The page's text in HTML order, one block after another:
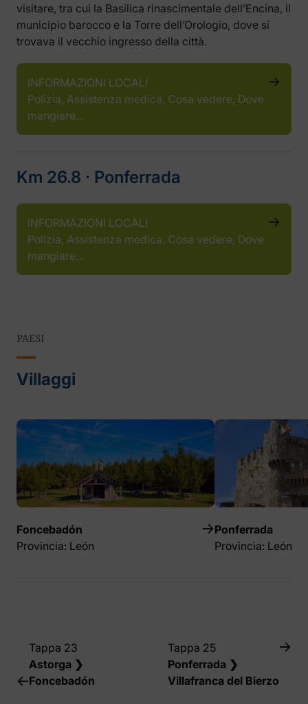
visitare, tra cui la Basilica rinascimentale dell’Encina, il
municipio barocco e la Torre dell’Orologio, dove si
trovava il vecchio ingresso della città.
INFORMAZIONI LOCALI
Polizia, Assistenza medica, Cosa vedere, Dove
mangiare…
Km 26.8 ‧ Ponferrada
INFORMAZIONI LOCALI
Polizia, Assistenza medica, Cosa vedere, Dove
mangiare…
PAESI
Villaggi
Foncebadón
Provincia: León
Ponferrada
Provincia: León
Tappa 23
Astorga ❯
Foncebadón
Tappa 25
Ponferrada ❯
Villafranca del Bierzo